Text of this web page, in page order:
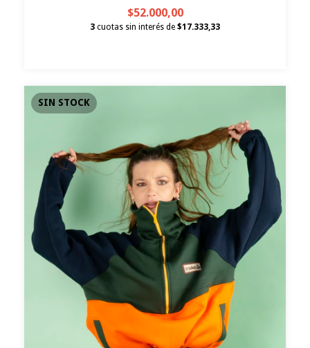
$52.000,00
3 cuotas sin interés de $17.333,33
SIN STOCK